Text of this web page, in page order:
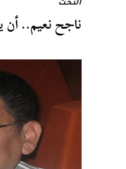
التخت
ناجح نعيم.. أن